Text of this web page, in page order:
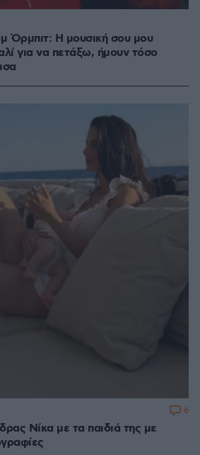
Όρμπιτ: Η μουσική σου μου
για να πετάξω, ήμουν τόσο
Νίκα με τα παιδιά της με
6